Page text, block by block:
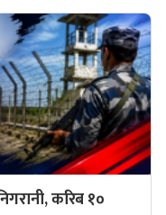
करिब १०